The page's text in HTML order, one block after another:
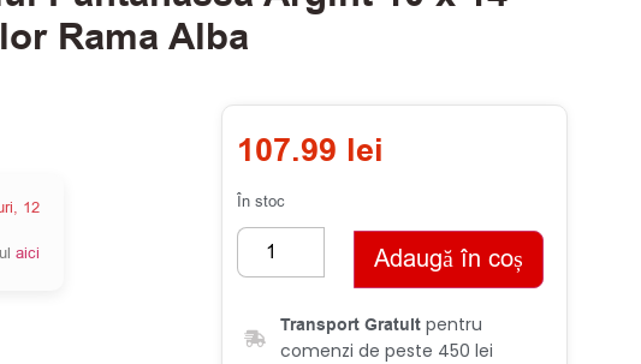
Rama Alba
12
aici
107.99 lei
În stoc
Adaugă în coș
Transport Gratuit pentru
comenzi de peste 450 lei